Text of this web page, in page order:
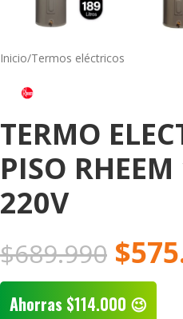
Inicio/Termos eléctricos
TERMO
PISO
220V
$689.990 $
Ahorras $114.000 😉